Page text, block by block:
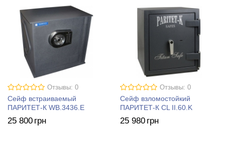
Отзывы: 0
Сейф встраиваемый
ПАРИТЕТ-К WB.3436.E
25 800 грн
Отзывы: 0
Сейф взломостойкий
ПАРИТЕТ-К CL II.60.K
25 980 грн